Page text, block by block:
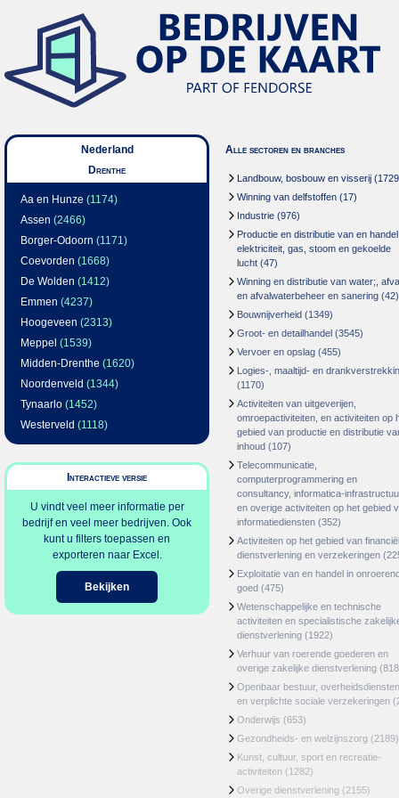
Nederland
Drenthe
Aa en Hunze (1174)
Assen (2466)
Borger-Odoorn (1171)
Coevorden (1668)
De Wolden (1412)
Emmen (4237)
Hoogeveen (2313)
Meppel (1539)
Midden-Drenthe (1620)
Noordenveld (1344)
Tynaarlo (1452)
Westerveld (1118)
Interactieve versie
U vindt veel meer informatie per
bedrijf en veel meer bedrijven. Ook
kunt u filters toepassen en
exporteren naar Excel.
Bekijken
Alle sectoren en branches
Landbouw, bosbouw en visserij
Winning van delfstoffen (17)
Industrie (976)
Productie en distributie van en
elektriciteit, gas, stoom en gekoelde
lucht (47)
Winning en distributie van water;,
en afvalwaterbeheer en sanering (42)
Bouwnijverheid (1349)
Groot- en detailhandel (3545)
Vervoer en opslag (455)
Logies-, maaltijd- en
(1170)
Activiteiten van uitgeverijen,
omroepactiviteiten, en activiteiten op
gebied van productie en distributie
inhoud (107)
Telecommunicatie,
computerprogrammering en
consultancy, informatica-
en overige activiteiten op het gebied
informatiediensten (352)
Activiteiten op het gebied van
dienstverlening en verzekeringen
Exploitatie van en handel in
goed (475)
Wetenschappelijke en technische
activiteiten en specialistische
dienstverlening (1922)
Verhuur van roerende goederen en
overige zakelijke dienstverlening
Openbaar bestuur, overheidsdiensten
en verplichte sociale verzekeringen
Onderwijs (653)
Gezondheids- en welzijnszorg (2189)
Kunst, cultuur, sport en recreatie-
activiteiten (1282)
Overige dienstverlening (2155)